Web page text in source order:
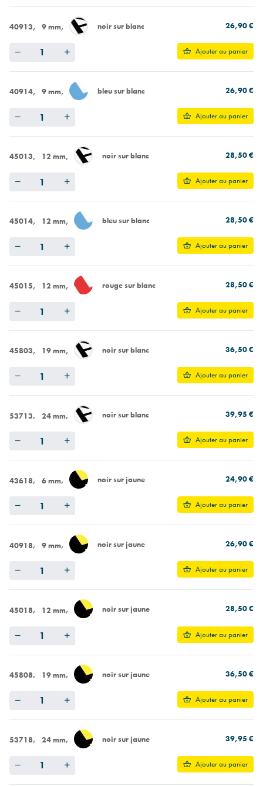
40913 9 mm noir sur blanc 26,90 €
Ajouter au panier
40914 9 mm bleu sur blanc 26,90 €
Ajouter au panier
45013 12 mm noir sur blanc 28,50 €
Ajouter au panier
45014 12 mm bleu sur blanc 28,50 €
Ajouter au panier
45015 12 mm rouge sur blanc 28,50 €
Ajouter au panier
45803 19 mm noir sur blanc 36,50 €
Ajouter au panier
53713 24 mm noir sur blanc 39,95 €
Ajouter au panier
43618 6 mm noir sur jaune 24,90 €
Ajouter au panier
40918 9 mm noir sur jaune 26,90 €
Ajouter au panier
45018 12 mm noir sur jaune 28,50 €
Ajouter au panier
45808 19 mm noir sur jaune 36,50 €
Ajouter au panier
53718 24 mm noir sur jaune 39,95 €
Ajouter au panier